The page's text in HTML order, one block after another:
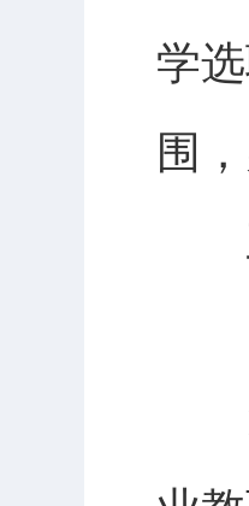
学
围
三
（
1.